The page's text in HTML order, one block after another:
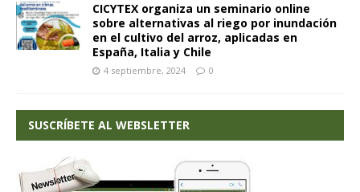
CICYTEX organiza un seminario online
sobre alternativas al riego por inundación
en el cultivo del arroz, aplicadas en
España, Italia y Chile
4 septiembre, 2024 0
SUSCRÍBETE AL WEBSLETTER